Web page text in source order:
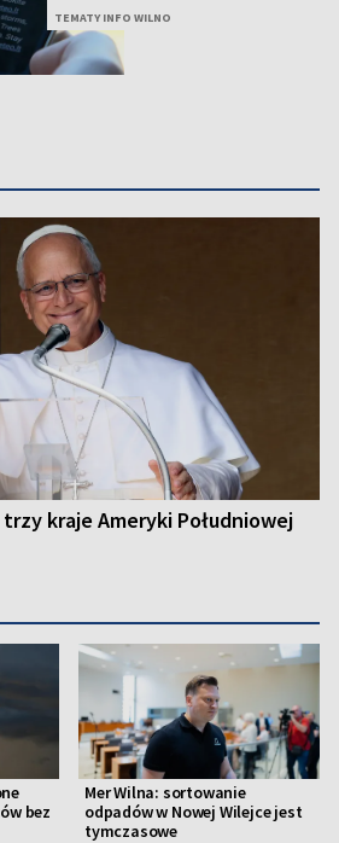
TEMATY INFO WILNO
kraje Ameryki Południowej
bez
Mer Wilna: sortowanie
odpadów w Nowej Wilejce jest
tymczasowe